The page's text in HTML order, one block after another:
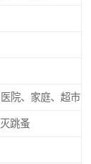
院、家庭、超市
跳蚤